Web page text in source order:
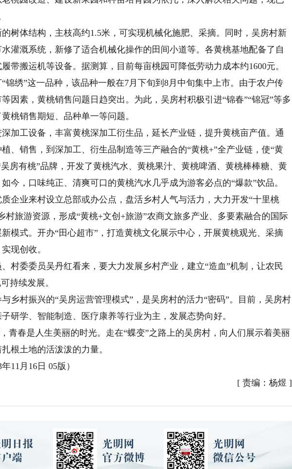
体结构，主枝高约1.5米，可实现机械化施肥、采摘。同时，吴房村新
灌溉系统，新修了适合机械化操作的田间小道等。各黄桃基地配备了自
带搬运机等设备。据测算，目前每亩桃园可降低劳动力成本约1600元。
绣”这一品种，该品种一般在7月下旬到8月中旬集中上市。由于农户传
因素，黄桃销售问题日趋突出。为此，吴房村积极引进“锦春”“锦冠”等多
桃销售期短、品种单一等问题。
工设备，丰富黄桃深加工衍生品，延长产业链，提升黄桃亩产值。通
、销售，到深加工、衍生品制造等三产融合的“黄桃+”全产业链，使“黄
房有桃”品牌，开发了黄桃汽水、黄桃果汁、黄桃啤酒、黄桃棒棒糖、黄
今，口味纯正、清爽可口的黄桃汽水几乎成为游客必点的“爆款”饮品。
业来村设立总部或办公点，盘活乡村人气与活力，大力开发“十里桃
村旅游资源，形成“黄桃+文创+旅游”农商文旅多产业、多要素融合的国际
模式。开办“田心超市”，打造黄桃文化展示中心，开展黄桃观光、采摘
现创收。
委委员吴丹红看来，要大力发展乡村产业，建立“造血”机制，让农民
持续发展。
村振兴的“吴房运营管理模式”，是吴房村的活力“密码”。目前，吴房村
研学、智能制造、医疗康养等行业为主，发展态势向好。
春是人生美丽的时光。走在“蝶变”之路上的吴房村，向人们展示着美丽
根土地的活泼泼的力量。
月16日 05版）
[ 责编：杨煜 ]